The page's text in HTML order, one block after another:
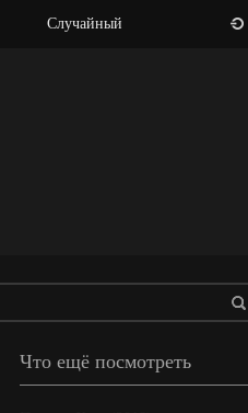
Случайный
Что ещё посмотреть